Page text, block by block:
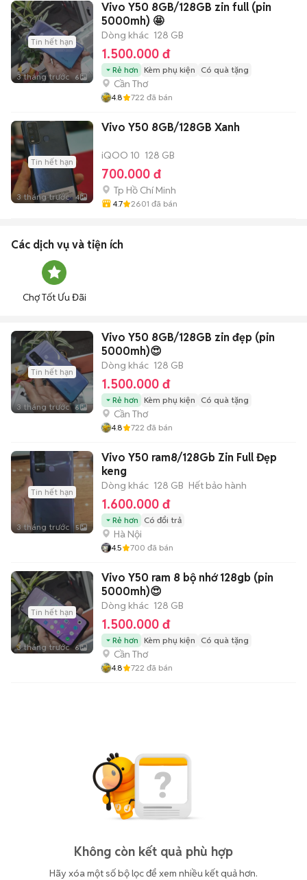
Tin hết hạn
3 tháng trước 6
Vivo Y50 8GB/128GB zin full (pin
5000mh) 🤩
Dòng khác 128 GB
1.500.000 đ
Rẻ hơn Kèm phụ kiện Có quà tặng
Cần Thơ
4.8 722 đã bán
Tin hết hạn
3 tháng trước 4
Vivo Y50 8GB/128GB Xanh
iQOO 10 128 GB
700.000 đ
Tp Hồ Chí Minh
4.7 2601 đã bán
Các dịch vụ và tiện ích
Chợ Tốt Ưu Đãi
Tin hết hạn
3 tháng trước 6
Vivo Y50 8GB/128GB zin đẹp (pin
5000mh)😍
Dòng khác 128 GB
1.500.000 đ
Rẻ hơn Kèm phụ kiện Có quà tặng
Cần Thơ
4.8 722 đã bán
Tin hết hạn
3 tháng trước 5
Vivo Y50 ram8/128Gb Zin Full Đẹp
keng
Dòng khác 128 GB Hết bảo hành
1.600.000 đ
Rẻ hơn Có đổi trả
Hà Nội
4.5 700 đã bán
Tin hết hạn
3 tháng trước 6
Vivo Y50 ram 8 bộ nhớ 128gb (pin
5000mh)😍
Dòng khác 128 GB
1.500.000 đ
Rẻ hơn Kèm phụ kiện Có quà tặng
Cần Thơ
4.8 722 đã bán
Không còn kết quả phù hợp
Hãy xóa một số bộ lọc để xem nhiều kết quả hơn.